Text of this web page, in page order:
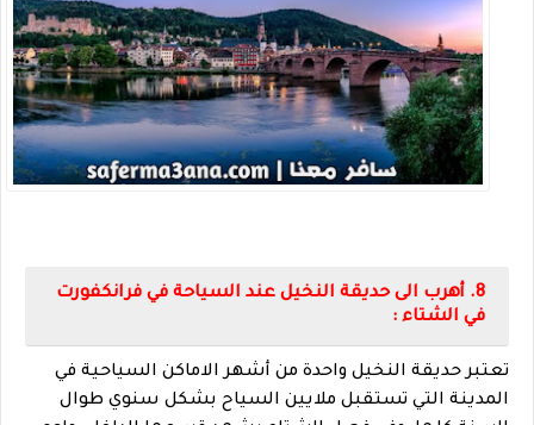
8. أهرب الى حديقة النخيل عند السياحة في فرانكفورت
في الشتاء :
تعتبر حديقة النخيل واحدة من أشهر الاماكن السياحية في
المدينة التي تستقبل ملايين السياح بشكل سنوي طوال